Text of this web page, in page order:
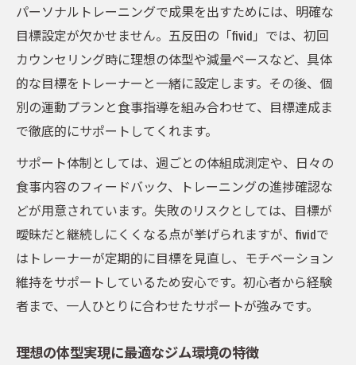
目標達成に導くトレーナーの個別アドバイ
ス
挫折しないダイエットの新習慣を知る
パーソナルジムで続くダイエット新習慣の
作り方
夫法
五反田のパーソナルジムが提案する習慣化
サポート
リバウンド防止に役立つパーソナルジムの
ダイエット継続のコツとパーソナルジムの
実体験から学ぶパーソナルジム選びの極意
パーソナルトレーニングで成果を出すためには、明確な
目標設定が欠かせません。五反田の「fivid」では、初回
カウンセリング時に理想の体型や減量ペースなど、具体
的な目標をトレーナーと一緒に設定します。その後、個
別の運動プランと食事指導を組み合わせて、目標達成ま
で徹底的にサポートしてくれます。
サポート体制としては、週ごとの体組成測定や、日々の
食事内容のフィードバック、トレーニングの進捗確認な
どが用意されています。失敗のリスクとしては、目標が
曖昧だと継続しにくくなる点が挙げられますが、fividで
はトレーナーが定期的に目標を見直し、モチベーション
維持をサポートしているため安心です。初心者から経験
者まで、一人ひとりに合わせたサポートが強みです。
理想の体型実現に最適なジム環境の特徴